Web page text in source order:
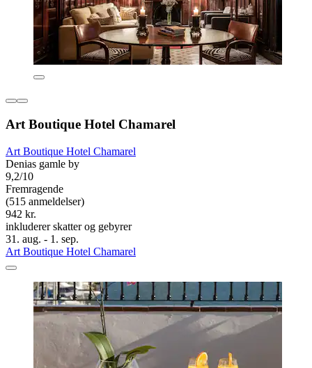
Art Boutique Hotel Chamarel
Art Boutique Hotel Chamarel
Denias gamle by
9,2/10
Fremragende
(515 anmeldelser)
942 kr.
inkluderer skatter og gebyrer
31. aug. - 1. sep.
Art Boutique Hotel Chamarel